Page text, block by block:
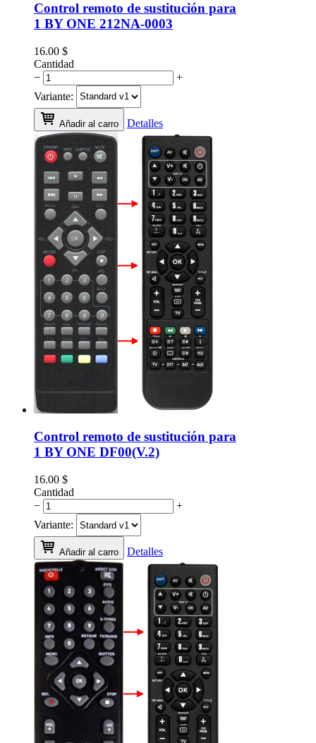
Control remoto de sustitución para
1 BY ONE 212NA-0003
16.00 $
Cantidad
−
+
Variante:
Añadir al carro Detalles
Control remoto de sustitución para
1 BY ONE DF00(V.2)
16.00 $
Cantidad
−
+
Variante:
Añadir al carro Detalles